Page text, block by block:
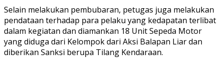
Selain melakukan pembubaran, petugas juga melakukan
pendataan terhadap para pelaku yang kedapatan terlibat
dalam kegiatan dan diamankan 18 Unit Sepeda Motor
yang diduga dari Kelompok dari Aksi Balapan Liar dan
diberikan Sanksi berupa Tilang Kendaraan.